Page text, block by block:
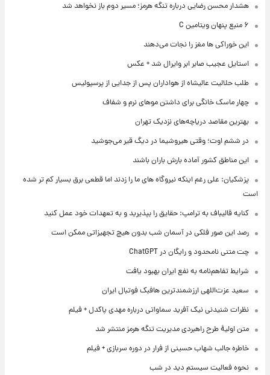
هشدار محسن رضایی درباره تنگه هرمز؛ مسیر دوم باز نخواهد شد
۶ منبع پنهان ویتامین C
این خوراکی ها مغز را نجات می‌دهند
استایل عجیب صابر ابر وایرال شد + عکس
طلب حلالیت عالیشاه از هواداران پس از جدایی از پرسپولیس
چهار ماسک خانگی برای داشتن موهای نرم و شفاف
بهترین مقاصد دریاچه‌های نزدیک تهران
در ششم اوت؛ وقتی هیروشیما در دیگ قیر می‌جوشید
این مناطق کشور آماده بارش باران باشند
پزشکیان: علی رغم اینکه نیروگاه های ما را زدند اما قطعی برق بسیار کم تر شده
است
کنایه قالیباف به ترامپ: حقایق را بپذیرید و به تعهدات خود عمل کنید
رصد این صور فلکی در آسمان شب بدون هیچ تجهیزاتی ممکن است
چت متنی نامحدود و رایگان در ChatGPT
شرایط تفاهم‌نامه به نفع ایران بهبود یافت
سعید عزت‌اللهی ارزشمندترین هافبک فوتبال ایران
نظرات شنیدنی نیک آفرید سماواتی درباره مهدی پاکدل + فیلم
متن اولیۀ طرح راهبردی مدیریت تنگه هرمز منتشر شد
خاطره جالب شهاب حسینی از فرار در دوره سربازی + فیلم
نحوه فعالیت سیستم دید در شب